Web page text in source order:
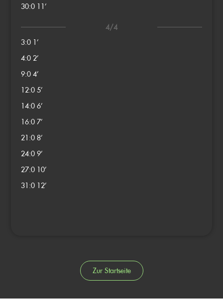
30:0 11’
4/4
3:0 1’
4:0 2’
9:0 4’
12:0 5’
14:0 6’
16:0 7’
21:0 8’
24:0 9’
27:0 10’
31:0 12’
Zur Startseite